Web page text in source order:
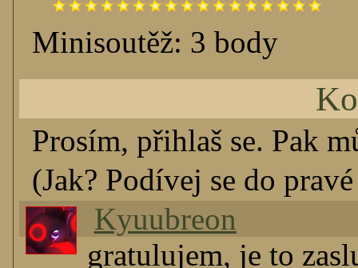
Minisoutěž: 3 body
Prosím, přihlaš se. Pak
(Jak? Podívej se do
Kyuubreon
gratulujem, je to